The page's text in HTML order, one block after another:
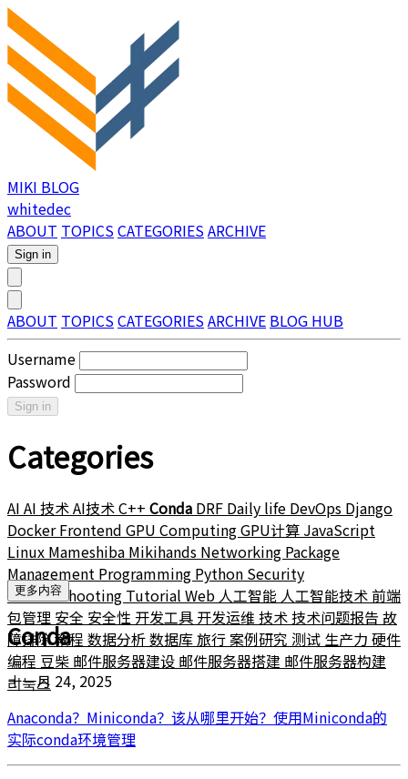
MIKI BLOG
whitedec
ABOUT TOPICSCATEGORIESARCHIVE
Sign in
ABOUT TOPICSCATEGORIESARCHIVE BLOG HUB
Username
Password
Sign in
Categories
AI AI 技术AI技术C++ Conda DRF Daily life DevOps Django
DockerFrontend GPU ComputingGPU计算 JavaScript
Linux Mameshiba Mikihands Networking Package
Management Programming Python Security
Troubleshooting Tutorial Web 人工智能 人工智能技术前端
包管理 安全 安全性 开发工具 开发运维技术技术问题报告 故
障排除教程 数据分析数据库旅行案例研究 测试 生产力 硬件
编程 豆柴 邮件服务器建设 邮件服务器搭建 邮件服务器构建
리눅스
更多内容
Conda
十一月 24, 2025
Anaconda？Miniconda？该从哪里开始？使用Miniconda的
实际conda环境管理